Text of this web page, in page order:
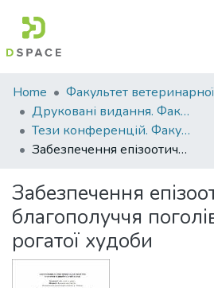
Communities
&
Collections
Statistics
Home
Друковані видання. Факультет ветеринарної медицини
Тези конференцій. Факультет ветеринарної медицини
Забезпечення епізоотичного благополуччя поголів'я великої рогатої худоби
Забезпечення
благополуччя
рогатої худоби